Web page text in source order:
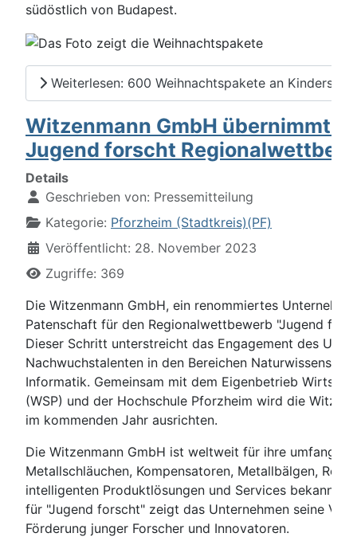
südöstlich von Budapest.
Weiterlesen: 600 Weihnachtspakete an
Witzenmann GmbH übernimmt
Jugend forscht
Details
Geschrieben von: Pressemitteilung
Kategorie: Pforzheim (Stadtkreis)(PF)
Veröffentlicht: 28. November 2023
Zugriffe: 369
Die Witzenmann GmbH, ein renommiertes
Patenschaft für den Regionalwettbewerb "Jugend
Dieser Schritt unterstreicht das Engagement des
Nachwuchstalenten in den Bereichen
Informatik. Gemeinsam mit dem Eigenbetrieb
(WSP) und der Hochschule Pforzheim wird die
im kommenden Jahr ausrichten.
Die Witzenmann GmbH ist weltweit für ihre
Metallschläuchen, Kompensatoren, Metallbälgen,
intelligenten Produktlösungen und Services bekannt.
für "Jugend forscht" zeigt das Unternehmen seine
Förderung junger Forscher und Innovatoren.